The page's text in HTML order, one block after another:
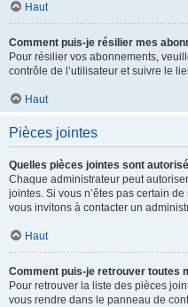
Haut
Comment puis-je résilier mes
Pour résilier vos abonnements,
contrôle de l’utilisateur et suivre le
Haut
Pièces jointes
Quelles pièces jointes sont
Chaque administrateur peut
jointes. Si vous n’êtes pas certain
vous invitons à contacter un
Haut
Comment puis-je retrouver toutes
Pour retrouver la liste des pièces
vous rendre dans le panneau de